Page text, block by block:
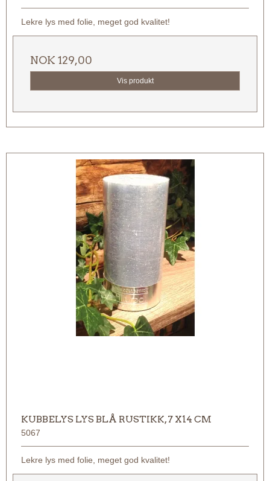
Lekre lys med folie, meget god kvalitet!
NOK 129,00
Vis produkt
KUBBELYS LYS BLÅ RUSTIKK, 7 X14 CM
5067
Lekre lys med folie, meget god kvalitet!